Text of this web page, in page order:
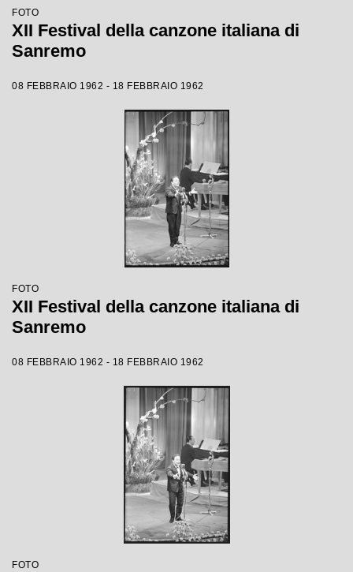
FOTO
XII Festival della canzone italiana di
Sanremo
08 FEBBRAIO 1962 - 18 FEBBRAIO 1962
FOTO
XII Festival della canzone italiana di
Sanremo
08 FEBBRAIO 1962 - 18 FEBBRAIO 1962
FOTO